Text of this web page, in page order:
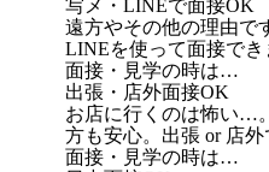
写メ・LINEで面接OK
遠方やその他の理由で
LINEを使って面接でき
面接・見学の時は…
出張・店外面接OK
お店に行くのは怖い…
方も安心。出張 or 店外
面接・見学の時は…